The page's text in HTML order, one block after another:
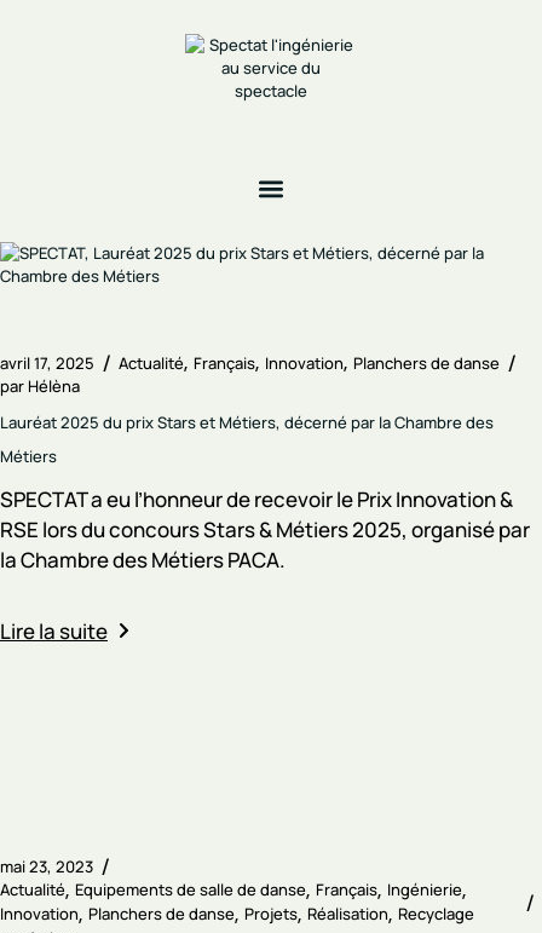
avril 17, 2025 Actualité Français Innovation Planchers de danse
par Hélèna
Lauréat 2025 du prix Stars et Métiers, décerné par la Chambre des
Métiers
SPECTAT a eu l’honneur de recevoir le Prix Innovation &
RSE lors du concours Stars & Métiers 2025, organisé par
la Chambre des Métiers PACA.
Lire la suite
mai 23, 2023
Actualité Equipements de salle de danse Français Ingénierie
Innovation Planchers de danse Projets Réalisation Recyclage